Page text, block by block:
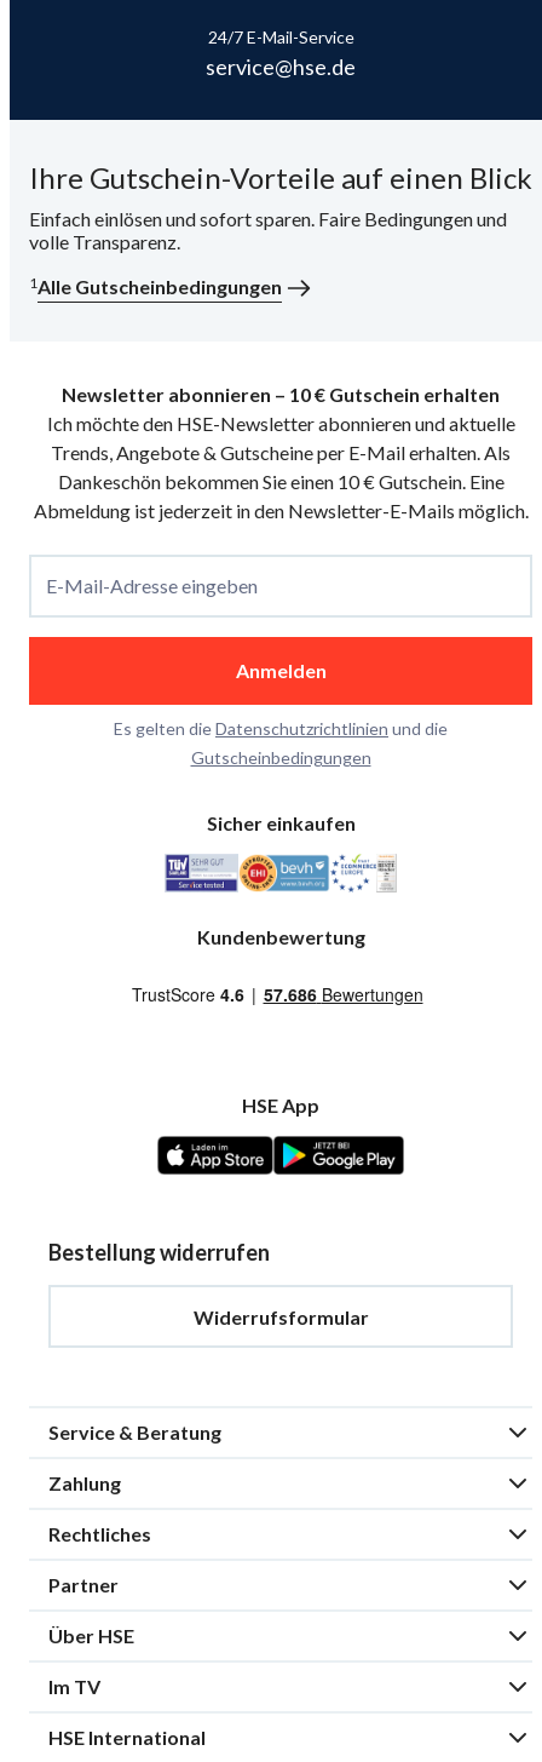
24/7 E-Mail-Service
service@hse.de
Ihre Gutschein-Vorteile auf einen Blick
Einfach einlösen und sofort sparen. Faire Bedingungen und
volle Transparenz.
1Alle Gutscheinbedingungen
Newsletter abonnieren – 10 € Gutschein erhalten
Ich möchte den HSE-Newsletter abonnieren und aktuelle
Trends, Angebote & Gutscheine per E-Mail erhalten. Als
Dankeschön bekommen Sie einen 10 € Gutschein. Eine
Abmeldung ist jederzeit in den Newsletter-E-Mails möglich.
E-Mail-Adresse eingeben
Anmelden
Es gelten dieDatenschutzrichtlinien und die
Gutscheinbedingungen
Sicher einkaufen
Kundenbewertung
HSE App
Bestellung widerrufen
Widerrufsformular
Service & Beratung
Zahlung
Rechtliches
Partner
Über HSE
Im TV
HSE International